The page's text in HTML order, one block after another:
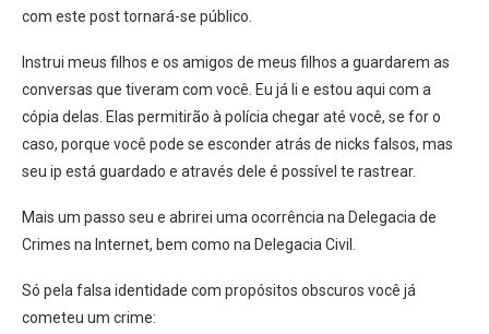
com este post tornará-se público.
Instrui meus filhos e os amigos de meus filhos a guardarem as
conversas que tiveram com você. Eu já li e estou aqui com a
cópia delas. Elas permitirão à polícia chegar até você, se for o
caso, porque você pode se esconder atrás de nicks falsos, mas
seu ip está guardado e através dele é possível te rastrear.
Mais um passo seu e abrirei uma ocorrência na Delegacia de
Crimes na Internet, bem como na Delegacia Civil.
Só pela falsa identidade com propósitos obscuros você já
cometeu um crime: